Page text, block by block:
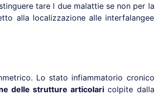
tare l due malattie se non per la
alla localizzazione alle interfalangee
Lo stato infiammatorio cronico
delle strutture articolari colpite dalla